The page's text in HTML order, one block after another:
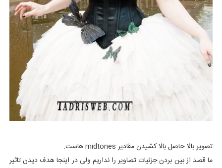
تصویر بالا حاصل بالا کشیدن مقادیر midtones هاست.
ما قصد از بین بردن جزئیات تصاویر را نداریم ولی در اینجا هدف دیدن تاثیر